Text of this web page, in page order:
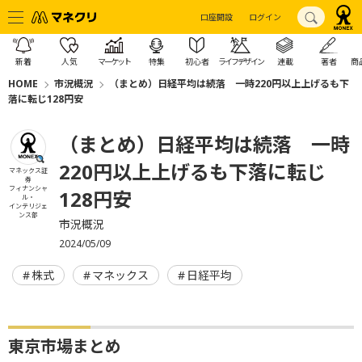
口座開設 ログイン
新着 人気 マーケット 特集 初心者 ライフデザイン 連載 著者 商
HOME 市況概況
（まとめ）日経平均は続落 一時220円以上上げるも下
落に転じ128円安
マネックス証
券
フィナンシャ
ル・
インテリジェ
ンス部
（まとめ）日経平均は続落 一時
220円以上上げるも下落に転じ
128円安
市況概況
2024/05/09
株式 マネックス 日経平均
東京市場まとめ